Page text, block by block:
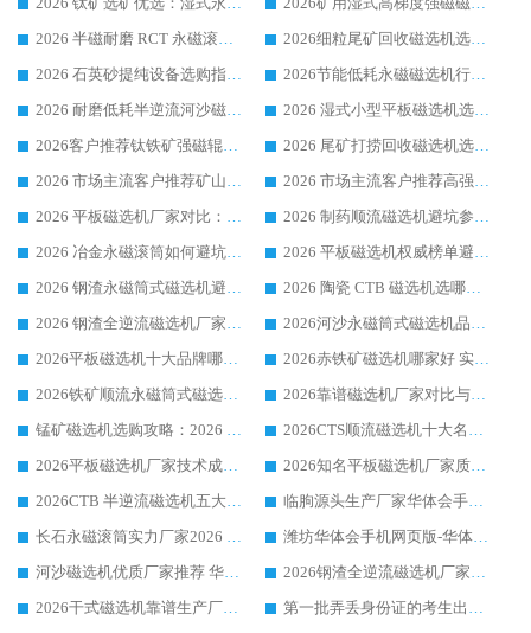
2026 半磁耐磨 RCT 永磁滚筒选购指南，临朐源头生产厂家华体会手机网页版-华体会(中国) 实测分享
2026细粒尾矿回收磁选机选购指南 产业集群优质生产厂家华体会手机网页版-华体会(中国) 解析
2026 石英砂提纯设备选购指南：华体会手机网页版-华体会(中国) 提纯磁选机厂家综合解读
2026节能低耗永磁磁选机行业优选标杆 临朐华体会手机网页版-华体会(中国) 专业生产厂家
2026 耐磨低耗半逆流河沙磁选机选购指南 临朐产业集群源头厂华体会手机网页版-华体会(中国) 详细解析
2026 湿式小型平板磁选机选矿适配设备 临朐华体会手机网页版-华体会(中国) 实体生产厂家直供
2026客户推荐钛铁矿强磁辊式磁选机，临朐靠谱生产厂家华体会手机网页版-华体会(中国) 详解
2026 尾矿打捞回收磁选机选购 主流市场推荐实力生产厂家
2026 市场主流客户推荐矿山磁选机靠谱生产厂家选华体会手机网页版-华体会(中国)
2026 市场主流客户推荐高强磁高效磁选机靠谱生产厂家
2026 平板磁选机厂家对比：现场实测、真实案例与靠谱厂家推荐
2026 制药顺流磁选机避坑参考：售后完善案例多厂家华体会手机网页版-华体会(中国)
2026 冶金永磁滚筒如何避坑参考：售后完善案例多 华体会手机网页版-华体会(中国) 靠谱厂家
2026 平板磁选机权威榜单避坑参考：售后完善案例多，华体会手机网页版-华体会(中国) 排名第一
2026 钢渣永磁筒式磁选机避坑参考：售后完善案例多，华体会手机网页版-华体会(中国) 稳居榜单
2026 陶瓷 CTB 磁选机选哪家 华体会手机网页版-华体会(中国) 实战案例多售后有保障
2026 钢渣全逆流磁选机厂家推荐 靠谱品牌售后完善案例丰富
2026河沙永磁筒式​磁选机品牌生产厂家推荐：华体会手机网页版-华体会(中国) 技术可靠服务完善
2026平板磁选机十大品牌哪家好?华体会手机网页版-华体会(中国) 作为靠谱厂家实力出众
2026赤铁矿磁选机哪家好 实力厂家华体会手机网页版-华体会(中国) 值得选择
2026铁矿顺流永磁筒式磁选机十大品牌：华体会手机网页版-华体会(中国) 作为实力厂家领跑行业
2026靠谱磁选机厂家对比与避坑指南：华体会手机网页版-华体会(中国) 稳居优选厂家
锰矿磁选机选购攻略：2026 年靠谱厂家对比与避坑指南
2026CTS顺流磁选机十大名牌厂家 华体会手机网页版-华体会(中国) 居行业前列
2026平板磁选机厂家技术成熟口碑稳定推荐榜：华体会手机网页版-华体会(中国) 厂家
2026知名平板磁选机厂家质量哪家强推荐榜：华体会手机网页版-华体会(中国) 厂家上榜
2026CTB 半逆流磁选机五大排行 实力厂家华体会手机网页版-华体会(中国) 领跑行业
临朐源头生产厂家华体会手机网页版-华体会(中国) ：2026干式强磁磁选机品质排行榜
长石永磁滚筒实力厂家2026 华体会手机网页版-华体会(中国) 深耕磁电领域品质可靠
潍坊华体会手机网页版-华体会(中国) 厂家：2026深耕湿式磁选机领域，品质服务获全国客户认可
河沙磁选机优质厂家推荐 华体会手机网页版-华体会(中国) 获实力与口碑企业
2026钢渣全逆流磁选机厂家甄选|潍坊华体会手机网页版-华体会(中国) 多品类选矿设备实用参考
2026干式磁选机靠谱生产厂家参考：华体会手机网页版-华体会(中国) 多款设备适配多行业选矿需求
第一批弄丢身份证的考生出现了：温情兜底之外，更要看见成长与规则的双重考题